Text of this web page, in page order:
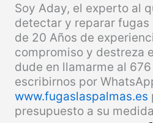
Soy Aday, el experto al
detectar y reparar fugas
de 20 Años de
compromiso y destreza
dude en llamarme al 676
escribirnos por
www.fugaslaspalmas.es
presupuesto a su